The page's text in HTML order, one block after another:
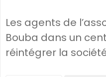
Les agents de
Bouba dans un
réintégrer la